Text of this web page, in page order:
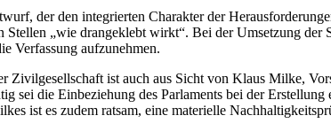
der den integrierten Charakter der
Stellen „wie drangeklebt wirkt“. Bei der Umsetzung
Verfassung aufzunehmen.
Zivilgesellschaft ist auch aus Sicht von Klaus Milke,
sei die Einbeziehung des Parlaments bei der
ist es zudem ratsam, eine materielle